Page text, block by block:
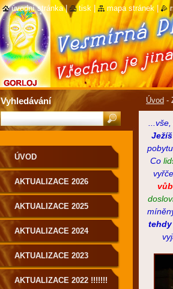
Úvod -
Co
tehdy
ÚVOD
AKTUALIZACE 2026
AKTUALIZACE 2025
AKTUALIZACE 2024
AKTUALIZACE 2023
AKTUALIZACE 2022 !!!!!!!
Vyhledávání
úvodní stránka | tisk mapa stránek